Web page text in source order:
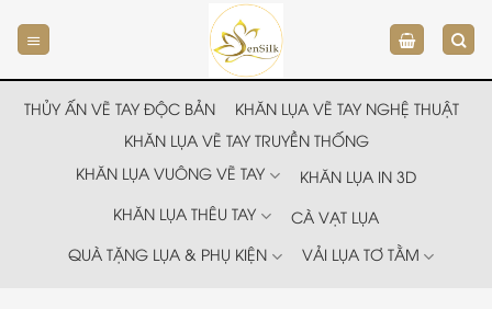
đến
nội
dung
THỦY ẤN VẼ TAY ĐỘC BẢN
KHĂN LỤA VẼ TAY NGHỆ THUẬT
KHĂN LỤA VẼ TAY TRUYỀN THỐNG
KHĂN LỤA VUÔNG VẼ TAY
KHĂN LỤA IN 3D
KHĂN LỤA THÊU TAY
CÀ VẠT LỤA
QUÀ TẶNG LỤA & PHỤ KIỆN
VẢI LỤA TƠ TẰM